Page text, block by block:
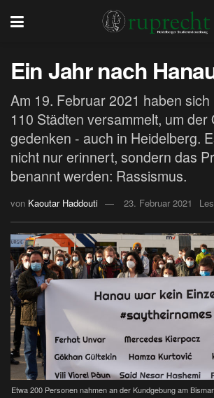
Ein Jahr nach
Am 19. Februar 2021 haben
110 Städten versammelt, um der
gedenken - auch in Heidelberg.
nicht nur erinnert, sondern das
benannt werden: Rassismus.
von Kaoutar Haddouti 23. Februar 2021
Etwa 200 Personen nahmen an der Kundgebung am